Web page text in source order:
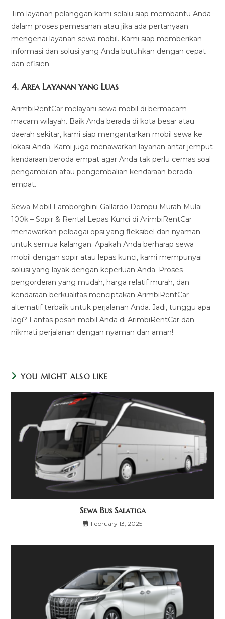
Tim layanan pelanggan kami selalu siap membantu Anda
dalam proses pemesanan atau jika ada pertanyaan
mengenai layanan sewa mobil. Kami siap memberikan
informasi dan solusi yang Anda butuhkan dengan cepat
dan efisien.
4.Area Layanan yang Luas
ArimbiRentCar melayani sewa mobil di bermacam-
macam wilayah. Baik Anda berada di kota besar atau
daerah sekitar, kami siap mengantarkan mobil sewa ke
lokasi Anda. Kami juga menawarkan layanan antar jemput
kendaraan beroda empat agar Anda tak perlu cemas soal
pengambilan atau pengembalian kendaraan beroda
empat.
Sewa Mobil Lamborghini Gallardo Dompu Murah Mulai
100k – Sopir & Rental Lepas Kunci di ArimbiRentCar
menawarkan pelbagai opsi yang fleksibel dan nyaman
untuk semua kalangan. Apakah Anda berharap sewa
mobil dengan sopir atau lepas kunci, kami mempunyai
solusi yang layak dengan keperluan Anda. Proses
pengorderan yang mudah, harga relatif murah, dan
kendaraan berkualitas menciptakan ArimbiRentCar
alternatif terbaik untuk perjalanan Anda. Jadi, tunggu apa
lagi? Lantas pesan mobil Anda di ArimbiRentCar dan
nikmati perjalanan dengan nyaman dan aman!
YOU MIGHT ALSO LIKE
Sewa Bus Salatiga
February 13, 2025